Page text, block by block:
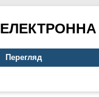
ЕЛЕКТРОННА
Перегляд